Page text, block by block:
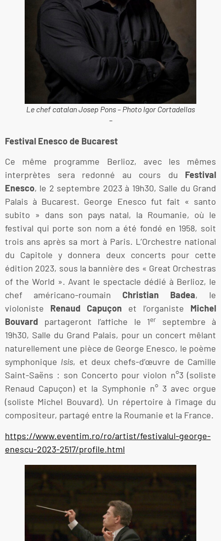
Le chef catalan Josep Pons – Photo Igor Cortadellas
–
Festival Enesco de Bucarest
Ce même programme Berlioz, avec les mêmes
interprètes sera redonné au cours du Festival
Enesco, le 2 septembre 2023 à 19h30, Salle du Grand
Palais à Bucarest. George Enesco fut fait « santo
subito » dans son pays natal, la Roumanie, où le
festival qui porte son nom a été fondé en 1958, soit
trois ans après sa mort à Paris. L’Orchestre national
du Capitole y donnera deux concerts pour cette
édition 2023, sous la bannière des « Great Orchestras
of the World ». Avant le spectacle dédié à Berlioz, le
chef américano-roumain Christian Badea, le
violoniste Renaud Capuçon et l’organiste Michel
Bouvard partageront l’affiche le 1er
septembre à
19h30, Salle du Grand Palais, pour un concert mêlant
naturellement une pièce de George Enesco, le poème
symphonique Isis, et deux chefs-d’œuvre de Camille
Saint-Saëns : son Concerto pour violon n°3 (soliste
Renaud Capuçon) et la Symphonie n° 3 avec orgue
(soliste Michel Bouvard). Un répertoire à l’image du
compositeur, partagé entre la Roumanie et la France.
https://www.eventim.ro/ro/artist/festivalul-george-
enescu-2023-2517/profile.html